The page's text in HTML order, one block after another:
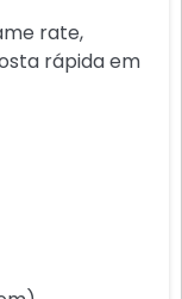
rate,
rápida em